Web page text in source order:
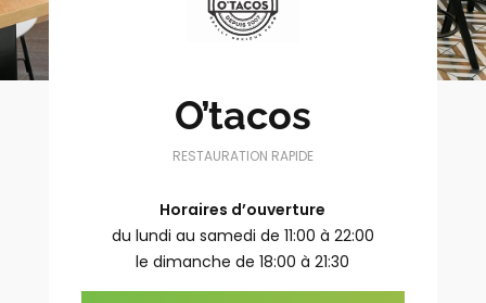
O’tacos
RESTAURATION RAPIDE
Horaires d’ouverture
du lundi au samedi de 11:00 à 22:00
le dimanche de 18:00 à 21:30